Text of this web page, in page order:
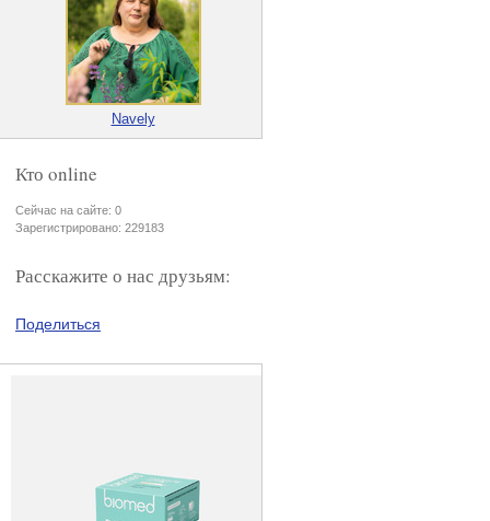
Navely
Кто online
Сейчас на сайте: 0
Зарегистрировано: 229183
Расскажите о нас друзьям:
Поделиться